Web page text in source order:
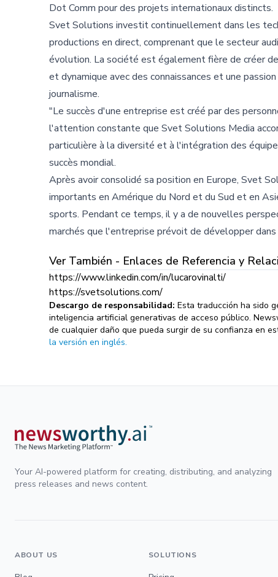
Dot Comm pour des projets internationaux distincts.
Svet Solutions investit continuellement dans les
productions en direct, comprenant que le secteur
évolution. La société est également fière de créer
et dynamique avec des connaissances et une
journalisme.
"Le succès d'une entreprise est créé par des
l'attention constante que Svet Solutions Media
particulière à la diversité et à l'intégration des
succès mondial.
Après avoir consolidé sa position en Europe, Svet
importants en Amérique du Nord et du Sud et en
sports. Pendant ce temps, il y a de nouvelles
marchés que l'entreprise prévoit de développer dans
Ver También - Enlaces de Referencia y
https://www.linkedin.com/in/lucarovinalti/
https://svetsolutions.com/
Descargo de responsabilidad: Esta traducción ha sido
inteligencia artificial generativas de acceso público.
de cualquier daño que pueda surgir de su confianza en
la versión en inglés.
Your AI-powered platform for creating, distributing, and analyzing
press releases and news content.
ABOUT US SOLUTIONS